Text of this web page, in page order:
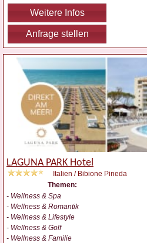
Weitere Infos
Anfrage stellen
LAGUNA PARK Hotel
Italien / Bibione Pineda
Themen:
- Wellness & Spa
- Wellness & Romantik
- Wellness & Lifestyle
- Wellness & Golf
- Wellness & Familie